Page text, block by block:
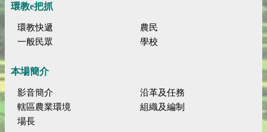
環教e把抓
環教快遞
農民
一般民眾
學校
本場簡介
影音簡介
沿革及任務
轄區農業環境
組織及編制
場長